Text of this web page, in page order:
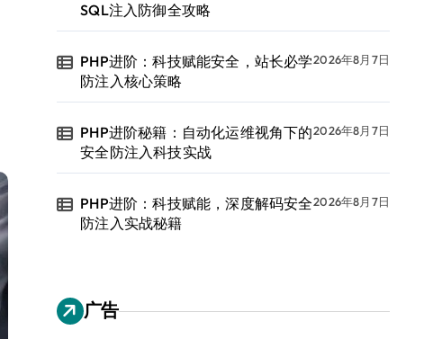
SQL注入防御全攻略
PHP进阶：科技赋能安全，站长必学
防注入核心策略
2026年8月7日
PHP进阶秘籍：自动化运维视角下的
安全防注入科技实战
2026年8月7日
PHP进阶：科技赋能，深度解码安全
防注入实战秘籍
2026年8月7日
广告